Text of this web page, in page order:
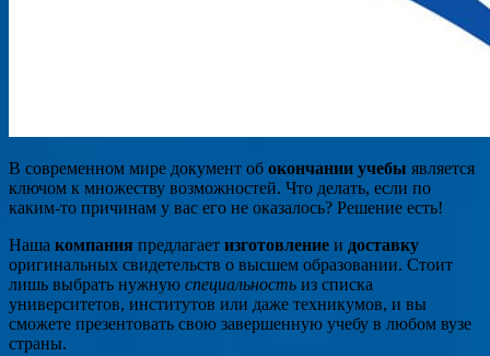
В современном мире документ об окончании учебы является
ключом к множеству возможностей. Что делать, если по
каким-то причинам у вас его не оказалось? Решение есть!
Наша компания предлагает изготовление и доставку
оригинальных свидетельств о высшем образовании. Стоит
лишь выбрать нужную специальность из списка
университетов, институтов или даже техникумов, и вы
сможете презентовать свою завершенную учебу в любом вузе
страны.